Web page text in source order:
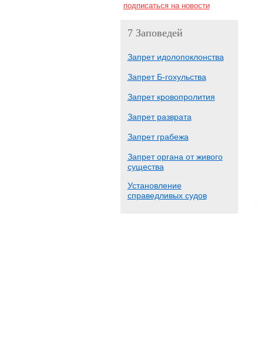
7 Заповедей
Запрет идолопоклонства
Запрет Б-гохульства
Запрет кровопролития
Запрет разврата
Запрет грабежа
Запрет органа от живого
существа
Установление
справедливых судов